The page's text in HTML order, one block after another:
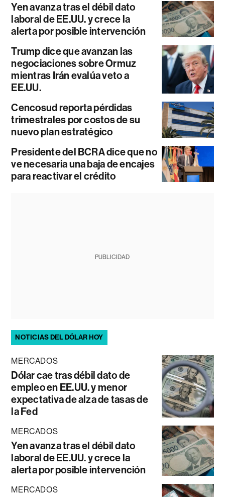
Yen avanza tras el débil dato
laboral de EE.UU. y crece la
alerta por posible intervención
Trump dice que avanzan las
negociaciones sobre Ormuz
mientras Irán evalúa veto a
EE.UU.
Cencosud reporta pérdidas
trimestrales por costos de su
nuevo plan estratégico
Presidente del BCRA dice que no
ve necesaria una baja de encajes
para reactivar el crédito
PUBLICIDAD
NOTICIAS DEL DÓLAR HOY
MERCADOS
Dólar cae tras débil dato de
empleo en EE.UU. y menor
expectativa de alza de tasas de
la Fed
MERCADOS
Yen avanza tras el débil dato
laboral de EE.UU. y crece la
alerta por posible intervención
MERCADOS